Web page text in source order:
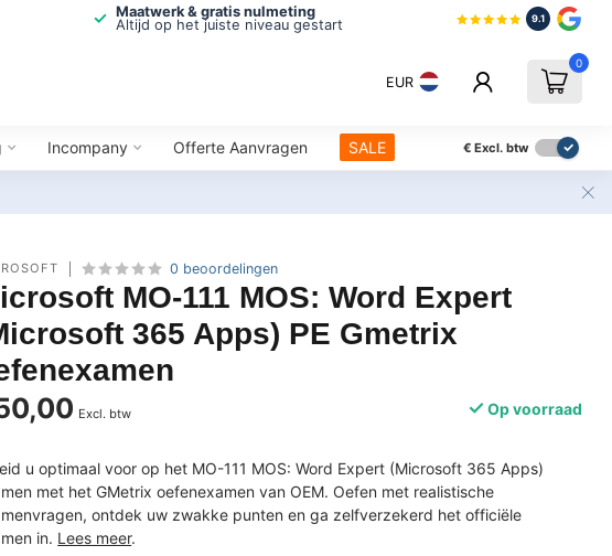
Maatwerk & gratis nulmeting
Altijd op het juiste niveau gestart
9.1
EUR
0
Incompany Offerte Aanvragen SALE € Excl. btw
0 beoordelingen
MO-111 MOS: Word Expert
365 Apps) PE Gmetrix
Excl. btw Op voorraad
u optimaal voor op het MO-111 MOS: Word Expert (Microsoft 365 Apps)
met het GMetrix oefenexamen van OEM. Oefen met realistische
ontdek uw zwakke punten en ga zelfverzekerd het officiële
in. Lees meer.